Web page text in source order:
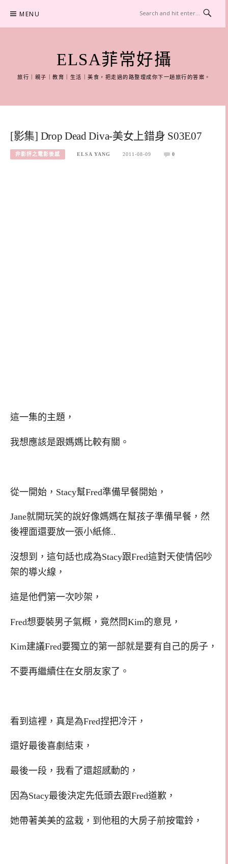
content
MENU
ELSA菲常好攝
旅行｜親子｜教育｜生活｜美食，把走過的路整理成你下一趟旅行的答案。
[影集] Drop Dead Diva-美女上錯身 S03E07
非影評之電影後感 ELSA YANG 2011-08-09 0
這一集的主題，
我想應該是跟媽媽比較有關。
從一開始，Stacy幫Fred準備早餐開始，
Jane就開玩笑的說好像媽媽在幫孩子準備早餐，然
後裡面還要放一張小紙條..
沒想到，這句話也成為Stacy跟Fred這對天使情侶吵
架的導火線，
這是他們第一次吵架，
Fred想要裝男子氣概，竟然問Kim的意見，
Kim建議Fred要獨立的第一部就是要有自己的房子，
不要再繼續住在女朋友家了。
看到這裡，真是為Fred捏把冷汗，
還好最後喜劇結束，
最後一段，我看了還超感動的，
因為Stacy最後決定先低頭去跟Fred道歉，
她帶著美美的盆栽，到他租的大房子前按電鈴，